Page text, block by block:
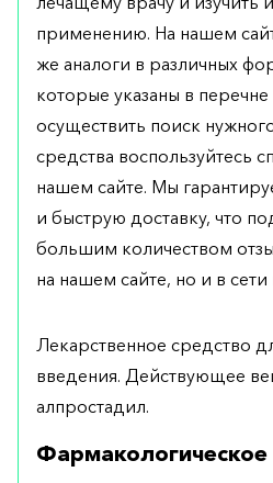
применению. На нашем
же аналоги в различных
которые указаны в
осуществить поиск
средства воспользуйтесь
нашем сайте. Мы
и быструю доставку, что
большим количеством
на нашем сайте, но и в сети
Лекарственное средство
введения. Действующее
алпростадил.
Фармакологическое